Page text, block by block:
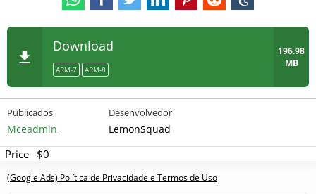
Download
ARM-7 ARM-8
196.98
MB
Publicados
Mceadmin
Desenvolvedor
LemonSquad
Price $0
(Google Ads) Política de Privacidade e Termos de Uso